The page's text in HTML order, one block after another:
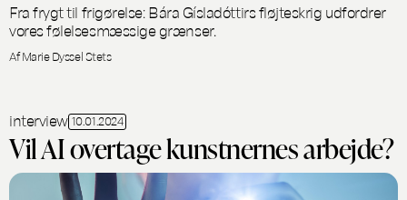
Fra frygt til frigørelse: Bára Gísladóttirs fløjteskrig udfordrer
vores følelsesmæssige grænser.
Af Marie Dyssel Stets
interview 10.01.2024
Vil AI overtage kunstnernes arbejde?